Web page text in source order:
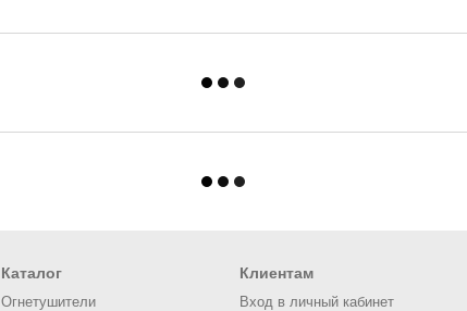
Каталог
Огнетушители
Клиентам
Вход в личный кабинет